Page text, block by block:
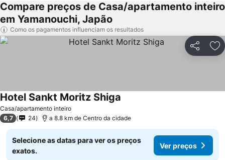
Compare preços de Casa/apartamento inteiro
em Yamanouchi, Japão
Como os pagamentos influenciam os resultados
Partilhar
Casa/apartamento inteiro
Hotel Sankt Moritz Shiga
6,7 24 a 8.8 km de Centro da cidade
Selecione as datas para ver os preços
exatos.
Ver preços